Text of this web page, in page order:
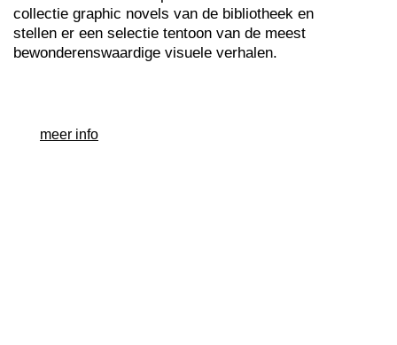
collectie graphic novels van de bibliotheek en
stellen er een selectie tentoon van de meest
bewonderenswaardige visuele verhalen.
meer info